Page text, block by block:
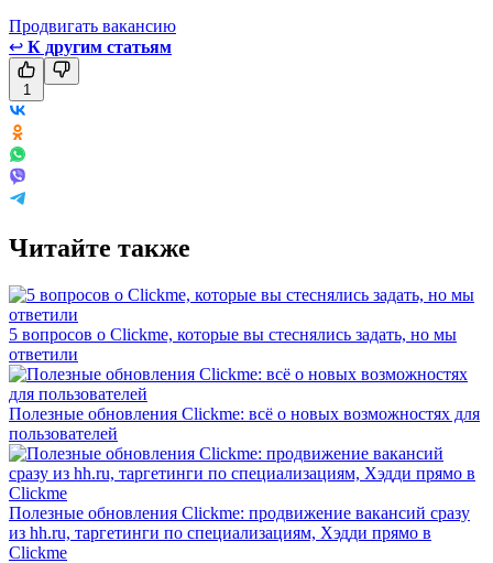
Продвигать вакансию
↩ К другим статьям
1
Читайте также
5 вопросов о Clickme, которые вы стеснялись задать, но мы
ответили
Полезные обновления Clickme: всё о новых возможностях для
пользователей
Полезные обновления Clickme: продвижение вакансий сразу
из hh.ru, таргетинги по специализациям, Хэдди прямо в
Clickme